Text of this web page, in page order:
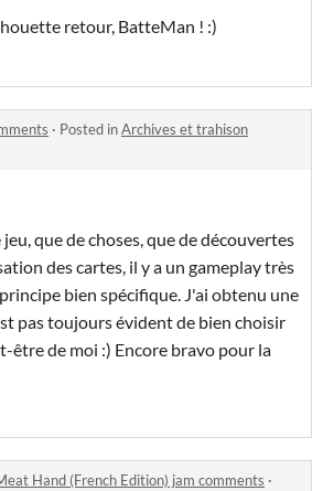
retour, BatteMan ! :)
· Posted inArchives et trahison
que de choses, que de découvertes
des cartes, il y a un gameplay très
bien spécifique. J'ai obtenu une
pas toujours évident de bien choisir
être de moi :) Encore bravo pour la
Hand (French Edition) jam comments ·